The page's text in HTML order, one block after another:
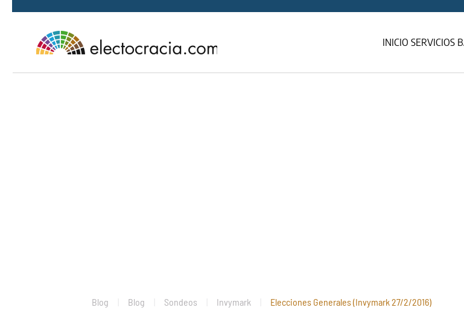
Ir al contenido principal
INICIO SERVICIOS
Blog Blog Sondeos Invymark Elecciones Generales (Invymark 27/2/2016)